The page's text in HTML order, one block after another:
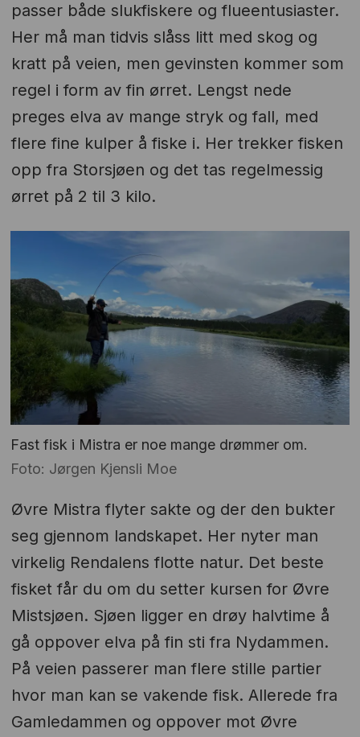
passer både slukfiskere og flueentusiaster.
Her må man tidvis slåss litt med skog og
kratt på veien, men gevinsten kommer som
regel i form av fin ørret. Lengst nede
preges elva av mange stryk og fall, med
flere fine kulper å fiske i. Her trekker fisken
opp fra Storsjøen og det tas regelmessig
ørret på 2 til 3 kilo.
Fast fisk i Mistra er noe mange drømmer om.
Foto: Jørgen Kjensli Moe
Øvre Mistra flyter sakte og der den bukter
seg gjennom landskapet. Her nyter man
virkelig Rendalens flotte natur. Det beste
fisket får du om du setter kursen for Øvre
Mistsjøen. Sjøen ligger en drøy halvtime å
gå oppover elva på fin sti fra Nydammen.
På veien passerer man flere stille partier
hvor man kan se vakende fisk. Allerede fra
Gamledammen og oppover mot Øvre